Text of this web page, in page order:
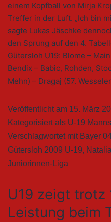
einem Kopfball von Mirja
Treffer in der Luft. „Ich bin
sagte Lukas Jäschke
den Sprung auf den 4.
Gütersloh U19: Blome –
Bendix – Babic, Rohden,
Mehn) – Dragaj (57.
Veröffentlicht am 15. März
Kategorisiert als U-19
Verschlagwortet mit Bayer
Gütersloh 2009 U-19,
Juniorinnen-Liga
U19 zeigt trotz
Leistung beim